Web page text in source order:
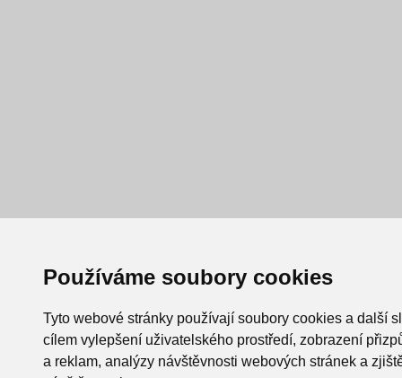
Používáme soubory cookies
Tyto webové stránky používají soubory cookies a další
cílem vylepšení uživatelského prostředí, zobrazení
a reklam, analýzy návštěvnosti webových stránek a